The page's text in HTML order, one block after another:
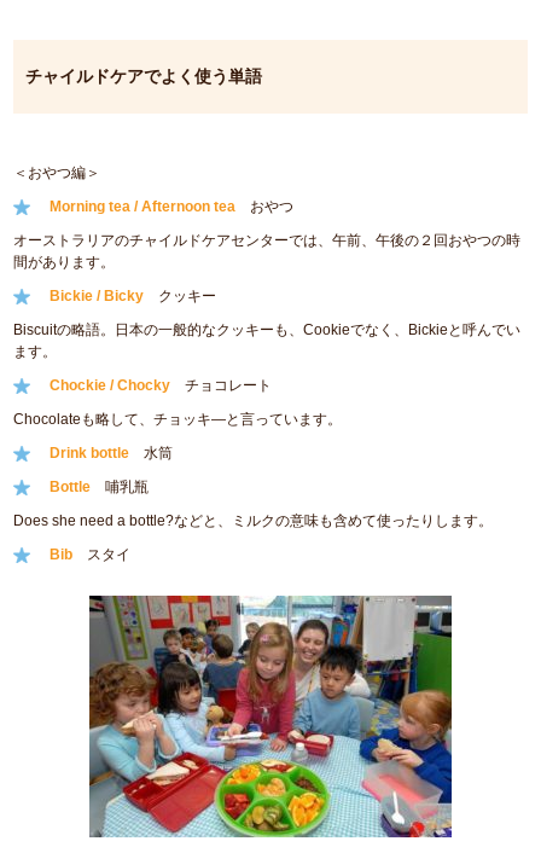
チャイルドケアでよく使う単語
＜おやつ編＞
Morning tea / Afternoon tea おやつ
オーストラリアのチャイルドケアセンターでは、午前、午後の２回おやつの時
間があります。
Bickie / Bicky クッキー
Biscuitの略語。日本の一般的なクッキーも、Cookieでなく、Bickieと呼んでい
ます。
Chockie / Chocky チョコレート
Chocolateも略して、チョッキ―と言っています。
Drink bottle水筒
Bottle哺乳瓶
Does she need a bottle?などと、ミルクの意味も含めて使ったりします。
Bib スタイ